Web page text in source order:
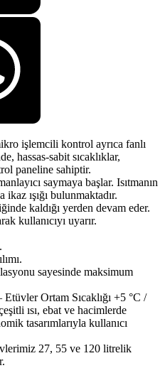
işlemcili kontrol ayrıca fanlı
hassas-sabit sıcaklıklar,
paneline sahiptir.
saymaya başlar. Isıtmanın
ikaz ışığı bulunmaktadır.
kaldığı yerden devam eder.
kullanıcıyı uyarır.
sayesinde maksimum
Ortam Sıcaklığı +5 °C /
ısı, ebat ve hacimlerde
tasarımlarıyla kullanıcı
27, 55 ve 120 litrelik